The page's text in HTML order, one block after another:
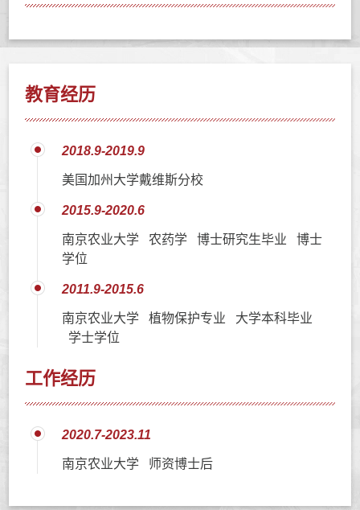
教育经历
2018.9-2019.9
美国加州大学戴维斯分校
2015.9-2020.6
南京农业大学 农药学 博士研究生毕业 博士
学位
2011.9-2015.6
南京农业大学 植物保护专业 大学本科毕业
学士学位
工作经历
2020.7-2023.11
南京农业大学 师资博士后